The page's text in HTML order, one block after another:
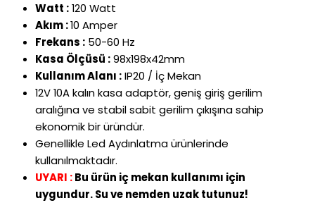
Watt :120 Watt
Akım :10 Amper
Frekans :50-60 Hz
Kasa Ölçüsü :98x198x42mm
Kullanım Alanı :IP20 / İç Mekan
12V 10A kalın kasa adaptör, geniş giriş gerilim
aralığına ve stabil sabit gerilim çıkışına sahip
ekonomik bir üründür.
Genellikle Led Aydınlatma ürünlerinde
kullanılmaktadır.
UYARI :Bu ürün iç mekan kullanımı için
uygundur. Su ve nemden uzak tutunuz!